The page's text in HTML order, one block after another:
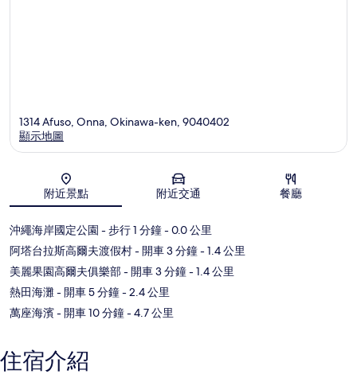
地圖
1314 Afuso, Onna, Okinawa-ken, 9040402
顯示地圖
附近景點 附近交通 餐廳
沖繩海岸國定公園 - 步行 1 分鐘- 0.0 公里
阿塔台拉斯高爾夫渡假村- 開車 3 分鐘- 1.4 公里
美麗果園高爾夫俱樂部- 開車 3 分鐘- 1.4 公里
熱田海灘- 開車 5 分鐘- 2.4 公里
萬座海濱- 開車 10 分鐘- 4.7 公里
住宿介紹